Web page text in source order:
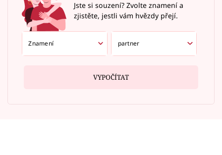
Jste si souzení? Zvolte znamení a
zjistěte, jestli vám hvězdy přejí.
VYPOČÍTAT